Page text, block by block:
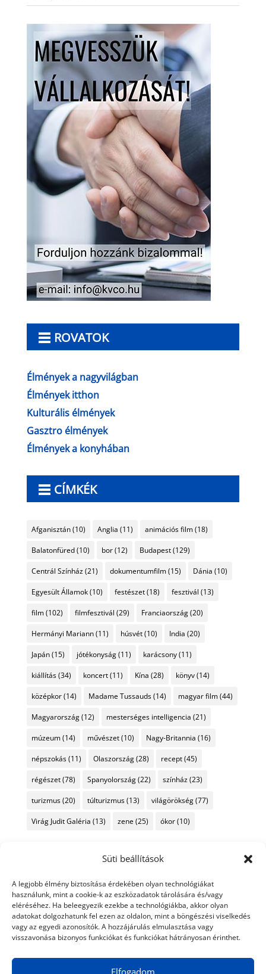
Süti beállítások
A legjobb élmény biztosítása érdekében olyan technológiákat
használunk, mint a cookie-k az eszközadatok tárolására és/vagy
eléréséhez. Ha beleegyezik ezekbe a technológiákba, akkor olyan
adatokat dolgozhatunk fel ezen az oldalon, mint a böngészési viselkedés
vagy az egyedi azonosítók. A hozzájárulás elmulasztása vagy
visszavonása bizonyos funkciókat és funkciókat hátrányosan érinthet.
Elfogadom
ROVATOK
Élmények a nagyvilágban
Élmények itthon
Kulturális élmények
Gasztro élmények
Élmények a konyhában
CÍMKÉK
Afganisztán(10) Anglia (11) animációs film(18)
Balatonfüred(10) bor(12) Budapest(129)
Centrál Színház(21) dokumentumfilm(15) Dánia (10)
Egyesült Államok(10) festészet(18) fesztivál (13)
film(102) filmfesztivál (29) Franciaország(20)
Hermányi Mariann(11) húsvét(10) India (20)
Japán(15) jótékonyság(11) karácsony(11)
kiállítás(34) koncert(11) Kína (28) könyv(14)
középkor(14) Madame Tussauds(14) magyar film(44)
Magyarország(12) mesterséges intelligencia (21)
múzeum(14) művészet(10) Nagy-Britannia (16)
népszokás(11) Olaszország(28) recept(45)
régészet(78) Spanyolország(22) színház(23)
turizmus(20) túlturizmus(13) világörökség(77)
Virág Judit Galéria (13) zene (25) ókor(10)